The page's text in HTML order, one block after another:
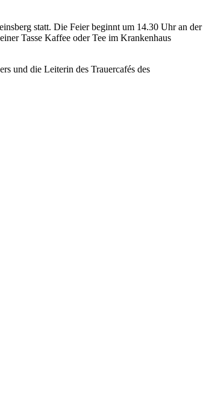
statt. Die Feier beginnt um 14.30 Uhr an der
Tasse Kaffee oder Tee im Krankenhaus
und die Leiterin des Trauercafés des